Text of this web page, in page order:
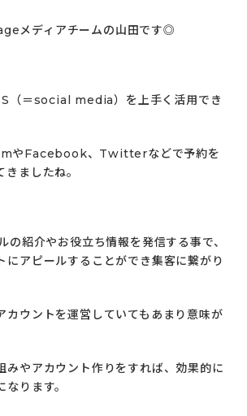
メディアチームの山田です◎
（＝social media）を上手く活用でき
やFacebook、Twitterなどで予約を
ましたね。
の紹介やお役立ち情報を発信する事で、
にアピールすることができ集客に繋がり
カウントを運営していてもあまり意味が
みやアカウント作りをすれば、効果的に
ります。